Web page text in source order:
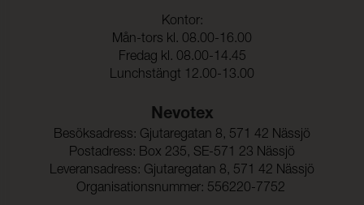
Kontor:
Mån-tors kl. 08.00-16.00
Fredag kl. 08.00-14.45
Lunchstängt 12.00-13.00
Nevotex
Besöksadress: Gjutaregatan 8, 571 42 Nässjö
Postadress: Box 235, SE-571 23 Nässjö
Leveransadress: Gjutaregatan 8, 571 42 Nässjö
Organisationsnummer: 556220-7752